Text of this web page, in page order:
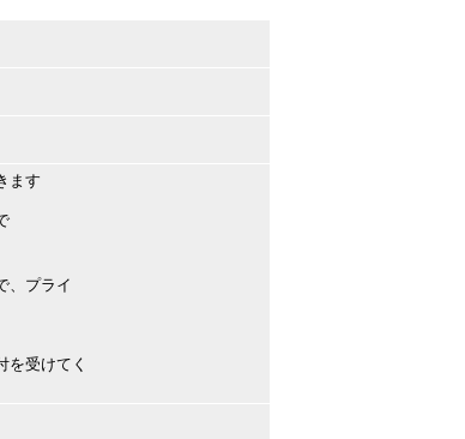
ます
、プライ
を受けてく